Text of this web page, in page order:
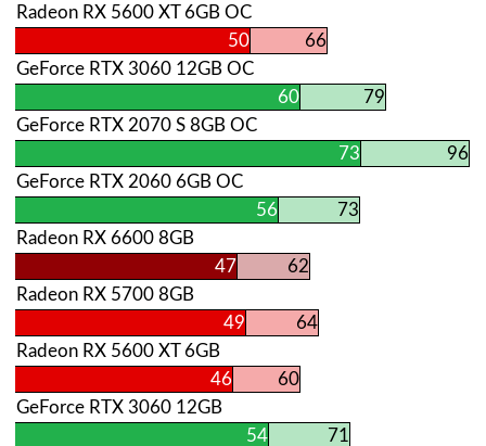
Radeon RX 5600 XT 6GB OC
50
66
GeForce RTX 3060 12GB OC
60
79
GeForce RTX 2070 S 8GB OC
73
96
GeForce RTX 2060 6GB OC
56
73
Radeon RX 6600 8GB
47
62
Radeon RX 5700 8GB
49
64
Radeon RX 5600 XT 6GB
46
60
GeForce RTX 3060 12GB
54
71